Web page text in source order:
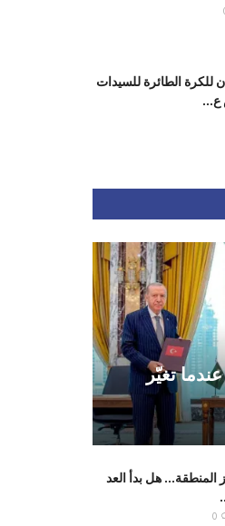
للكرة الطائرة للسيدات
ع...
تغيّر
هل بدأ العد
0